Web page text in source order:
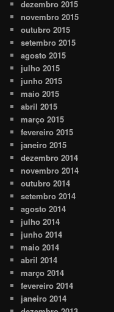
dezembro 2015
novembro 2015
outubro 2015
setembro 2015
agosto 2015
julho 2015
junho 2015
maio 2015
abril 2015
março 2015
fevereiro 2015
janeiro 2015
dezembro 2014
novembro 2014
outubro 2014
setembro 2014
agosto 2014
julho 2014
junho 2014
maio 2014
abril 2014
março 2014
fevereiro 2014
janeiro 2014